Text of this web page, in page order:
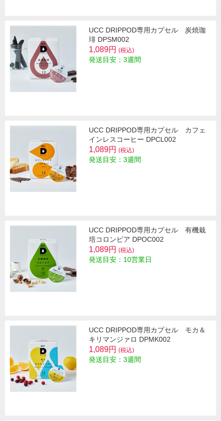
UCC DRIPPOD専用カプセル 炭焼珈
琲 DPSM002
1,089円 (税込)
発送目安：3週間
UCC DRIPPOD専用カプセル カフェ
インレスコーヒー DPCL002
1,089円 (税込)
発送目安：3週間
UCC DRIPPOD専用カプセル 有機栽
培コロンビア DPOC002
1,089円 (税込)
発送目安：10営業日
UCC DRIPPOD専用カプセル モカ＆
キリマンジァロ DPMK002
1,089円 (税込)
発送目安：3週間